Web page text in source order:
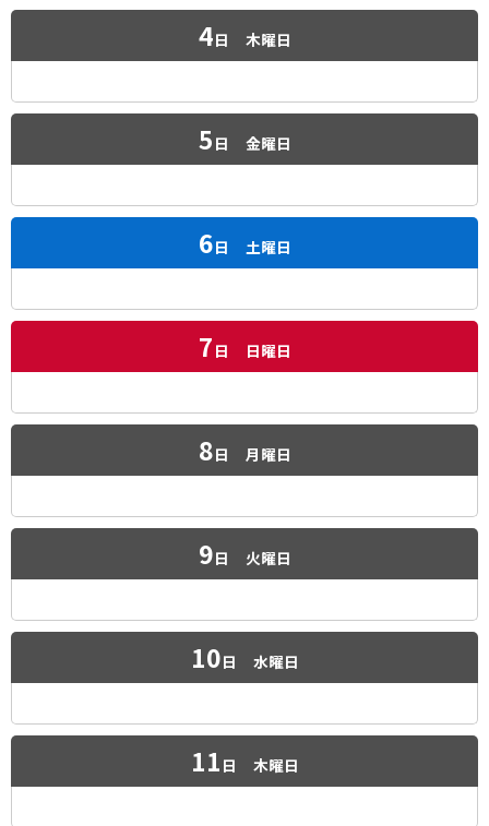
4日 木曜日
5 日 金曜日
6日 土曜日
7 日 日曜日
8日 月曜日
9日 火曜日
10日 水曜日
11 日 木曜日